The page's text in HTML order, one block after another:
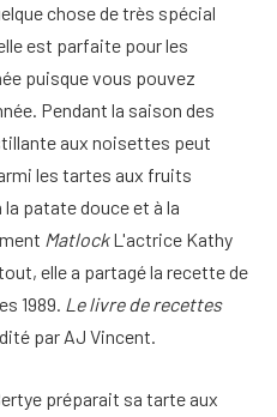
chose de très spécial
est parfaite pour les
puisque vous pouvez
Pendant la saison des
aux noisettes peut
les tartes aux fruits
patate douce et à la
MatlockL'actrice Kathy
elle a partagé la recette de
1989. Le livre de recettes
par AJ Vincent.
préparait sa tarte aux